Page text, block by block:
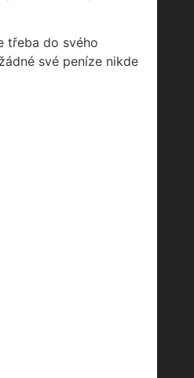
třeba do svého
své peníze nikde